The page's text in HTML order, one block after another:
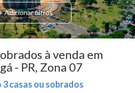
Adicionar filtros
à venda em
- PR, Zona 07
3 casas ou sobrados